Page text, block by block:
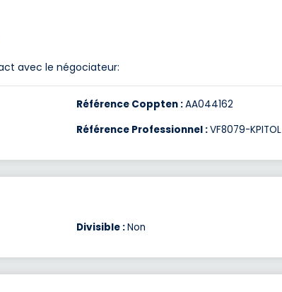
avec le négociateur:
Référence Coppten :AA044162
Référence Professionnel :VF8079-KPITOL
Divisible :Non